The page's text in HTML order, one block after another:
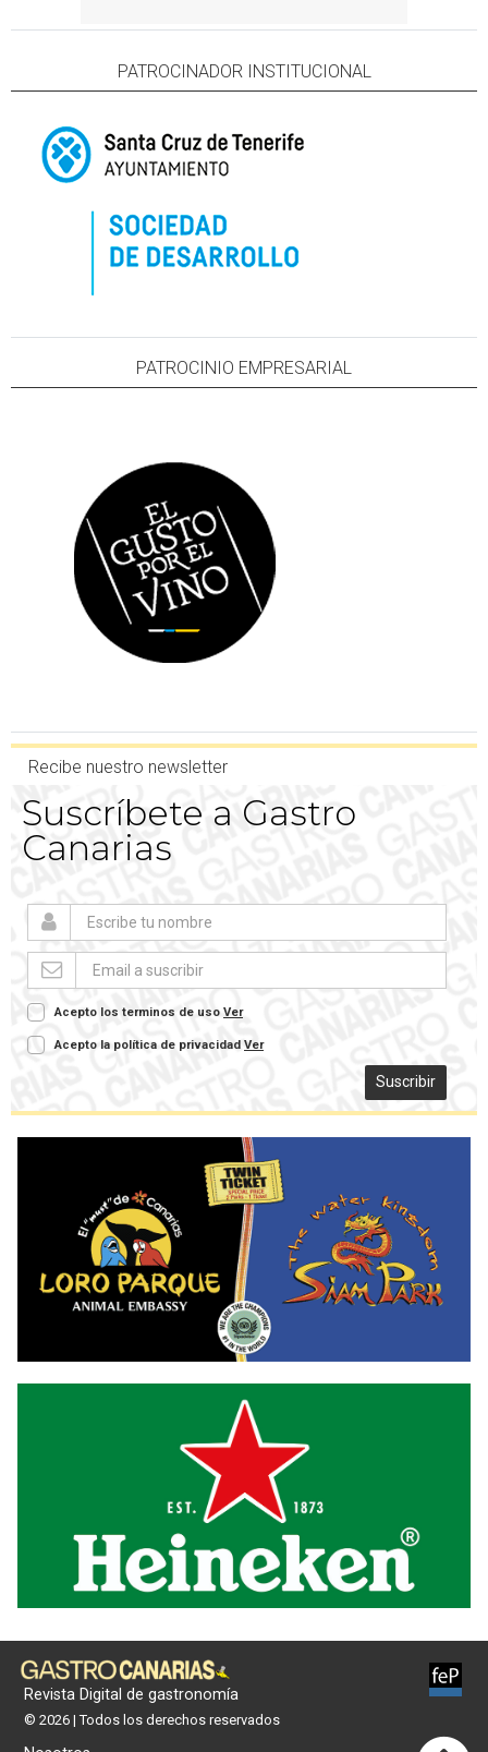
PATROCINADOR INSTITUCIONAL
PATROCINIO EMPRESARIAL
Recibe nuestro newsletter
Suscríbete a Gastro
Canarias
Acepto los terminos de uso Ver
Acepto la política de privacidad Ver
Suscribir
Revista Digital de gastronomía
© 2026 | Todos los derechos reservados